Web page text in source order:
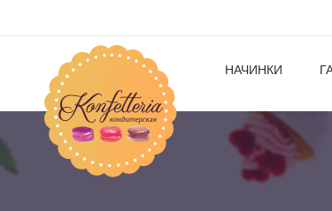
НАЧИНКИ